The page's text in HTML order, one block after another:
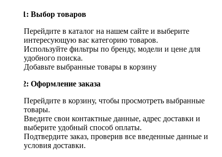
Шаг 1: Выбор товаров
Перейдите в каталог на нашем сайте и выберите
интересующую вас категорию товаров.
Используйте фильтры по бренду, модели и цене для
удобного поиска.
Добавьте выбранные товары в корзину
Шаг 2: Оформление заказа
Перейдите в корзину, чтобы просмотреть выбранные
товары.
Введите свои контактные данные, адрес доставки и
выберите удобный способ оплаты.
Подтвердите заказ, проверив все введенные данные и
условия доставки.